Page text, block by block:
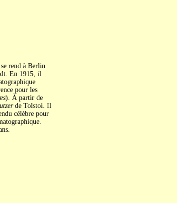
rend à Berlin
En 1915, il
pour les
). À partir de
de Tolstoi. Il
célèbre pour